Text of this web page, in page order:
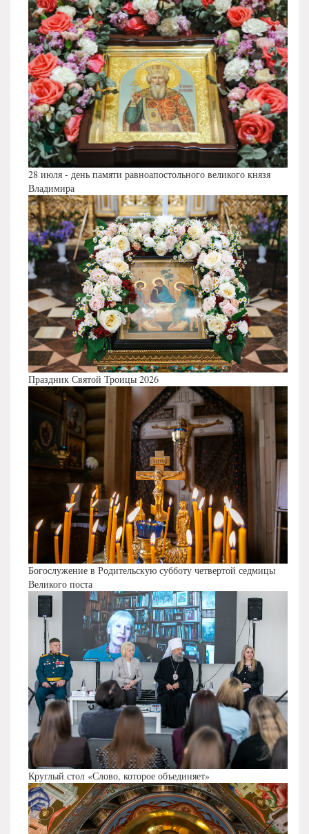
28 июля - день памяти равноапостольного великого князя
Владимира
Праздник Святой Троицы 2026
Богослужение в Родительскую субботу четвертой седмицы
Великого поста
Круглый стол «Слово, которое объединяет»